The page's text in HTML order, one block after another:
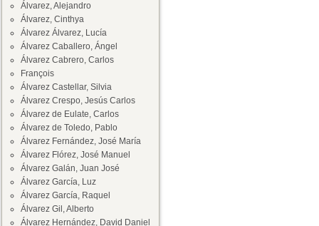
Álvarez, Alejandro
Álvarez, Cinthya
Álvarez Álvarez, Lucía
Álvarez Caballero, Ángel
Álvarez Cabrero, Carlos
François
Álvarez Castellar, Silvia
Álvarez Crespo, Jesús Carlos
Álvarez de Eulate, Carlos
Álvarez de Toledo, Pablo
Álvarez Fernández, José María
Álvarez Flórez, José Manuel
Álvarez Galán, Juan José
Álvarez García, Luz
Álvarez García, Raquel
Álvarez Gil, Alberto
Álvarez Hernández, David Daniel